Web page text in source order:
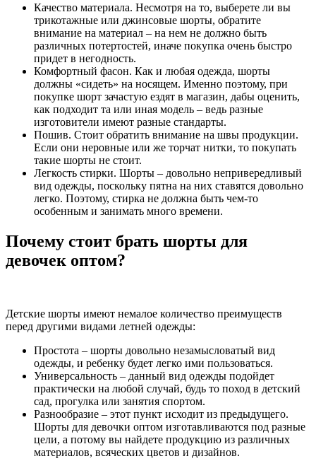
Качество материала. Несмотря на то, выберете ли вы
трикотажные или джинсовые шорты, обратите
внимание на материал – на нем не должно быть
различных потертостей, иначе покупка очень быстро
придет в негодность.
Комфортный фасон. Как и любая одежда, шорты
должны «сидеть» на носящем. Именно поэтому, при
покупке шорт зачастую ездят в магазин, дабы оценить,
как подходит та или иная модель – ведь разные
изготовители имеют разные стандарты.
Пошив. Стоит обратить внимание на швы продукции.
Если они неровные или же торчат нитки, то покупать
такие шорты не стоит.
Легкость стирки. Шорты – довольно непривередливый
вид одежды, поскольку пятна на них ставятся довольно
легко. Поэтому, стирка не должна быть чем-то
особенным и занимать много времени.
Почему стоит брать шорты для
девочек оптом?
Детские шорты имеют немалое количество преимуществ
перед другими видами летней одежды:
Простота – шорты довольно незамысловатый вид
одежды, и ребенку будет легко ими пользоваться.
Универсальность – данный вид одежды подойдет
практически на любой случай, будь то поход в детский
сад, прогулка или занятия спортом.
Разнообразие – этот пункт исходит из предыдущего.
Шорты для девочки оптом изготавливаются под разные
цели, а потому вы найдете продукцию из различных
материалов, всяческих цветов и дизайнов.